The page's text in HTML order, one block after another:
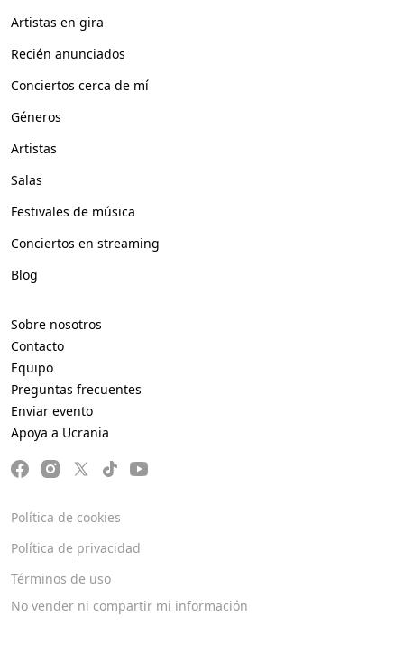
Artistas en gira
Recién anunciados
Conciertos cerca de mí
Géneros
Artistas
Salas
Festivales de música
Conciertos en streaming
Blog
Sobre nosotros
Contacto
Equipo
Preguntas frecuentes
Enviar evento
Apoya a Ucrania
Política de cookies
Política de privacidad
Términos de uso
No vender ni compartir mi información